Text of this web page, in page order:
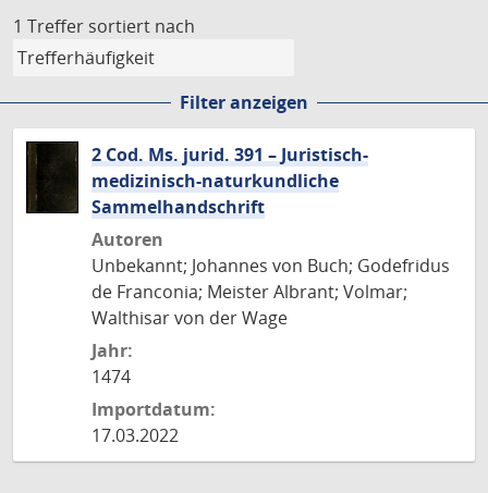
1 Treffer sortiert nach
Filter anzeigen
2 Cod. Ms. jurid. 391 – Juristisch-
medizinisch-naturkundliche
Sammelhandschrift
Autoren
Unbekannt; Johannes von Buch; Godefridus
de Franconia; Meister Albrant; Volmar;
Walthisar von der Wage
Jahr:
1474
Importdatum:
17.03.2022